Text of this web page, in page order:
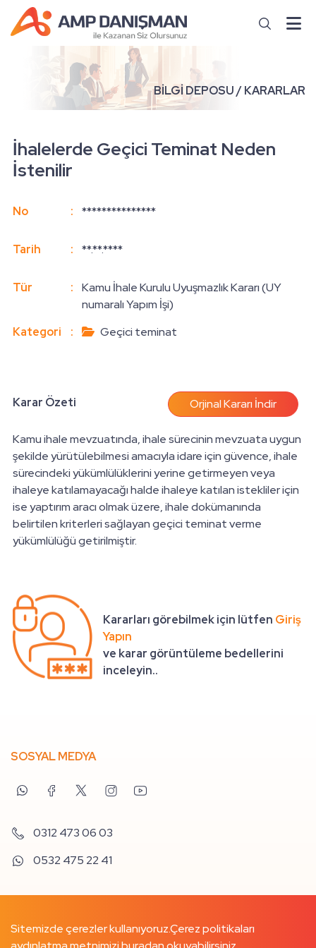
BİLGİ DEPOSU / KARARLAR
İhalelerde Geçici Teminat Neden
İstenilir
No : ***************
Tarih : **.**.****
Tür :
Kamu İhale Kurulu Uyuşmazlık Kararı (UY
numaralı Yapım İşi)
Kategori
: Geçici teminat
Karar Özeti Orjinal Kararı İndir
Kamu ihale mevzuatında, ihale sürecinin mevzuata uygun
şekilde yürütülebilmesi amacıyla idare için güvence, ihale
sürecindeki yükümlülüklerini yerine getirmeyen veya
ihaleye katılamayacağı halde ihaleye katılan istekliler için
ise yaptırım aracı olmak üzere, ihale dokümanında
belirtilen kriterleri sağlayan geçici teminat verme
yükümlülüğü getirilmiştir.
Kararları görebilmek için lütfen Giriş
Yapın
ve karar görüntüleme bedellerini
inceleyin..
SOSYAL MEDYA
0312 473 06 03
0532 475 22 41
Sitemizde çerezler kullanıyoruz.Çerez politikaları